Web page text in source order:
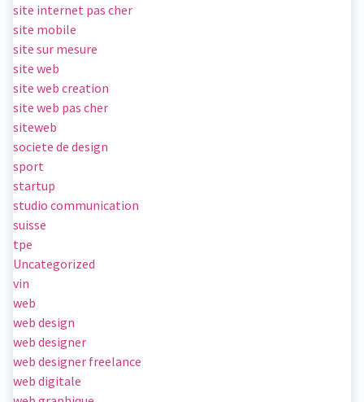
site internet pas cher
site mobile
site sur mesure
site web
site web creation
site web pas cher
siteweb
societe de design
sport
startup
studio communication
suisse
tpe
Uncategorized
vin
web
web design
web designer
web designer freelance
web digitale